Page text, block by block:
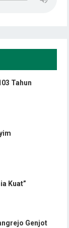
Tahun
Kuat”
Genjot